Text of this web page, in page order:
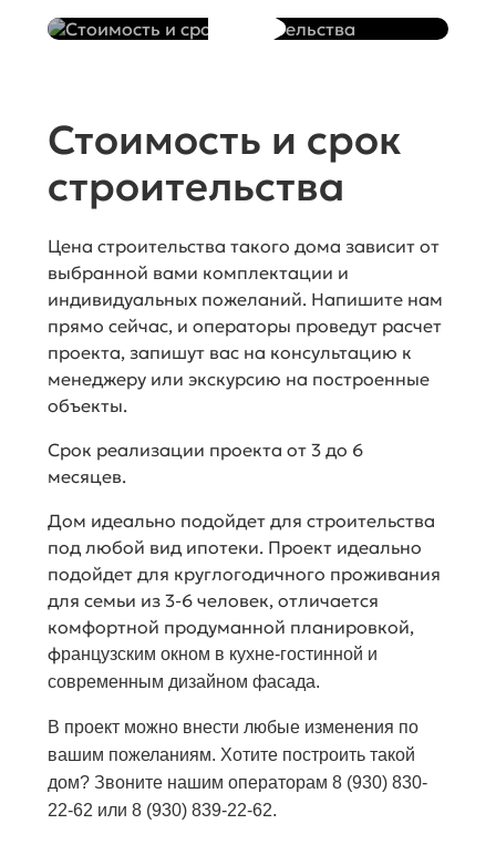
сейчас и мы ответим на все Ваши вопросы.
Больше деталей может дать наш менеджер
Стоимость и срок
строительства
Цена строительства такого дома зависит от
выбранной вами комплектации и
индивидуальных пожеланий. Напишите нам
прямо сейчас, и операторы проведут расчет
проекта, запишут вас на консультацию к
менеджеру или экскурсию на построенные
объекты.
Срок реализации проекта от 3 до 6
месяцев.
Дом идеально подойдет для строительства
под любой вид ипотеки. Проект идеально
подойдет для круглогодичного проживания
для семьи из 3-6 человек, отличается
комфортной продуманной планировкой,
французским окном в кухне-гостинной и
современным дизайном фасада.
В проект можно внести любые изменения по
вашим пожеланиям. Хотите построить такой
дом? Звоните нашим операторам 8 (930) 830-
22-62 или 8 (930) 839-22-62.